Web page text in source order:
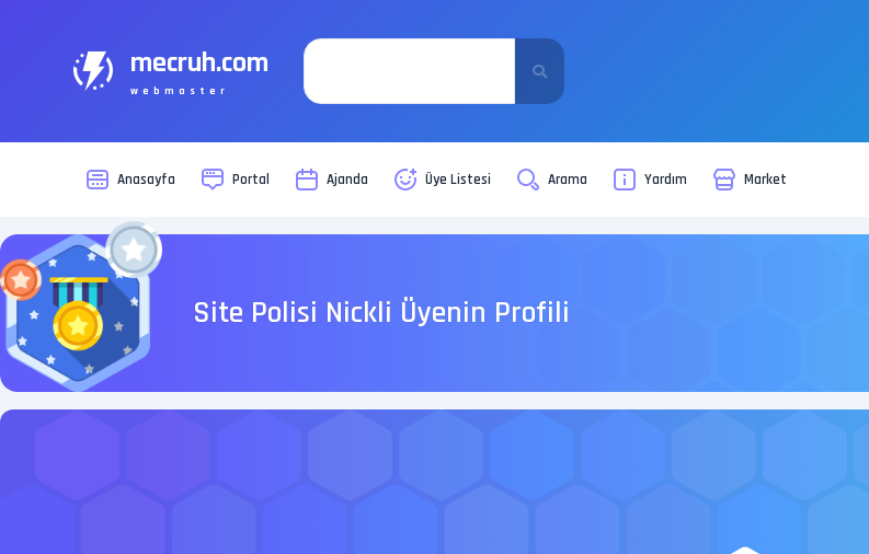
mecruh.com
webmaster
Anasayfa Portal Ajanda Üye Listesi Arama Yardım Market
Site Polisi Nickli Üyenin Profili